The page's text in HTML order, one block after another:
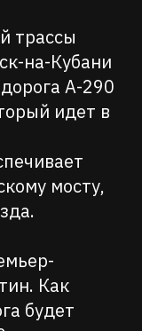
трассы
на-Кубани
А-290
идет в
мосту,
Как
будет